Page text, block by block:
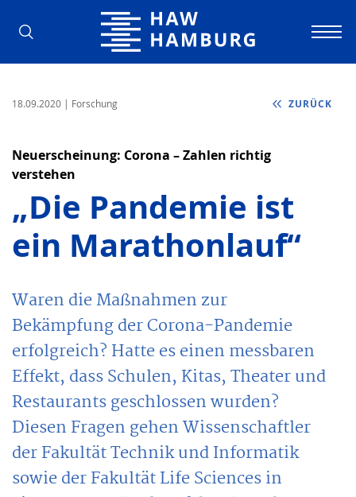
Hochschule für Angewandte
18.09.2020 | Forschung ZURÜCK
Neuerscheinung: Corona – Zahlen richtig
verstehen
„Die Pandemie ist
ein Marathonlauf“
Waren die Maßnahmen zur
Bekämpfung der Corona-Pandemie
erfolgreich? Hatte es einen messbaren
Effekt, dass Schulen, Kitas, Theater und
Restaurants geschlossen wurden?
Diesen Fragen gehen Wissenschaftler
der Fakultät Technik und Informatik
sowie der Fakultät Life Sciences in